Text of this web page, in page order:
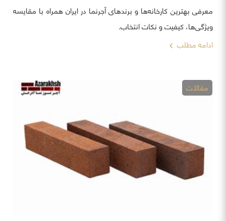
معرفی بهترین کارخانه‌ها و برندهای آجرنما در ایران همراه با مقایسه
ویژگی‌ها، کیفیت و نکات انتخاب.
ادامه مطلب
مقالات